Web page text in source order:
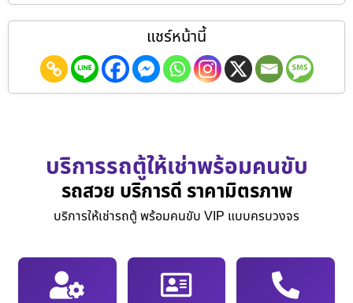
แชร์หน้านี้
บริการรถตู้ให้เช่าพร้อมคนขับ
รถสวย บริการดี ราคามิตรภาพ
บริการให้เช่ารถตู้ พร้อมคนขับ VIP แบบครบวงจร